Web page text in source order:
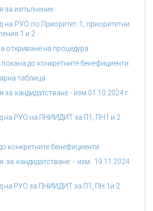
за изпълнение
на РУО по Приоритет 1, приоритетни
1 и 2
откриване на процедура
до конкретните бенефициенти
таблица
за кандидатстване - изм.01.10.2024 г.
на РУО на ПНИИДИТ за П1, ПН1 и 2
конкретните бенефициенти
за кандидатстване - изм. 19.11.2024
на РУО за ПНИИДИТ за П1, ПН 1и 2